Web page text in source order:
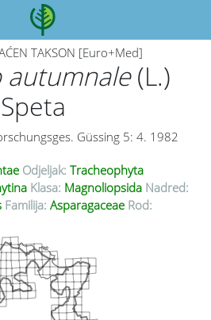
TAKSON [Euro+Med]
autumnale(L.)
Speta
Güssing 5: 4. 1982
Odjeljak: Tracheophyta
Klasa: Magnoliopsida Nadred:
Familija: Asparagaceae Rod: